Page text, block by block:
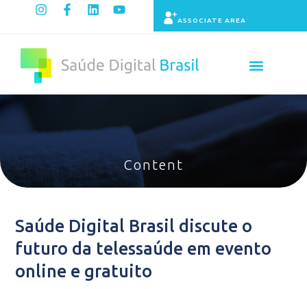
ASSOCIATE AREA
Content
Saúde Digital Brasil discute o
futuro da telessaúde em evento
online e gratuito